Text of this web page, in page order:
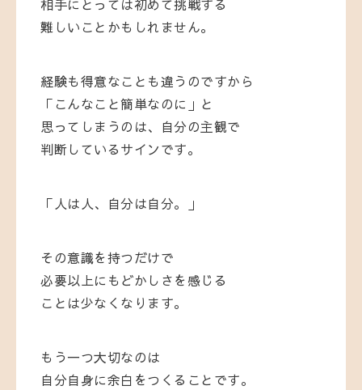
相手にとっては初めて挑戦する
難しいことかもしれません。
経験も得意なことも違うのですから
「こんなこと簡単なのに」と
思ってしまうのは、自分の主観で
判断しているサインです。
「人は人、自分は自分。」
その意識を持つだけで
必要以上にもどかしさを感じる
ことは少なくなります。
もう一つ大切なのは
自分自身に余白をつくることです。